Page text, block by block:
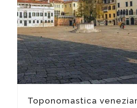
Toponomastica